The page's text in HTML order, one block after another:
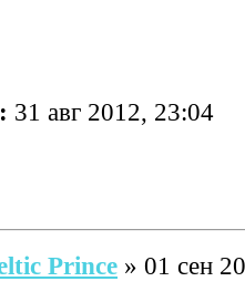
31 авг 2012, 23:04
Prince » 01 сен